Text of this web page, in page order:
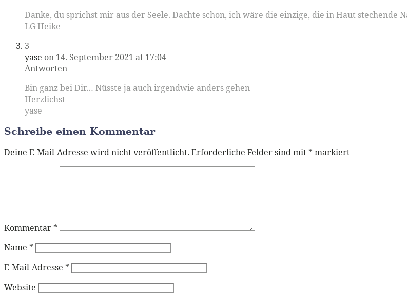
Danke, du sprichst mir aus der Seele. Dachte schon, ich wäre die einzige, die in Haut stechende
LG Heike
3
yase on 14. September 2021 at 17:04
Antworten
Bin ganz bei Dir… Nüsste ja auch irgendwie anders gehen
Herzlichst
yase
Schreibe einen Kommentar
Deine E-Mail-Adresse wird nicht veröffentlicht. Erforderliche Felder sind mit * markiert
Kommentar *
Name *
E-Mail-Adresse *
Website